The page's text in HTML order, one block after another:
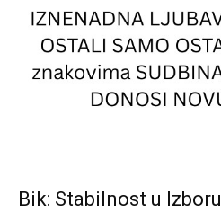
Bik: Stabilnost u Izboru